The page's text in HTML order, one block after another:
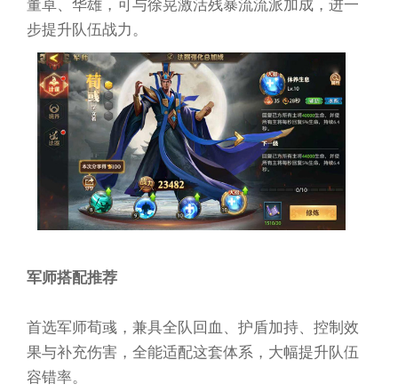
董卓、华雄，可与徐晃激活残暴流流派加成，进一
步提升队伍战力。
军师搭配推荐
首选军师荀彧，兼具全队回血、护盾加持、控制效
果与补充伤害，全能适配这套体系，大幅提升队伍
容错率。